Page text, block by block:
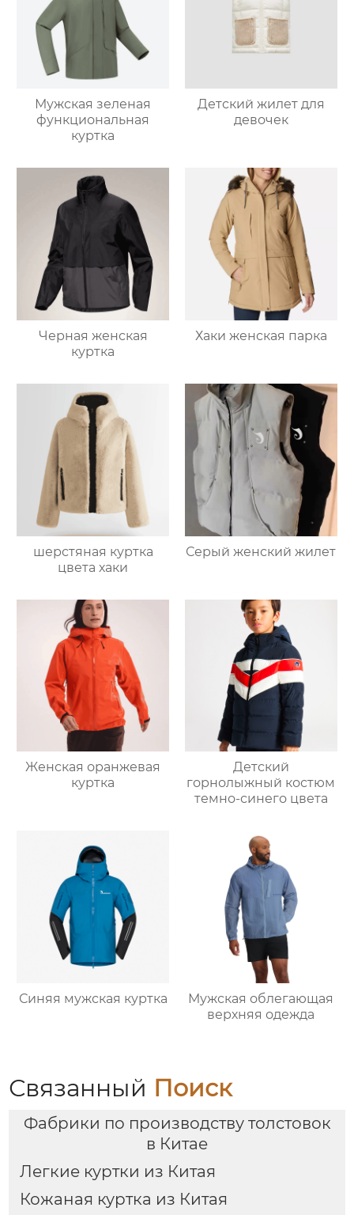
Мужская зеленая
функциональная
куртка
Детский жилет для
девочек
Черная женская
куртка
Хаки женская парка
шерстяная куртка
цвета хаки
Серый женский жилет
Женская оранжевая
куртка
Детский
горнолыжный костюм
темно-синего цвета
Синяя мужская куртка
Мужская облегающая
верхняя одежда
Связанный Поиск
Фабрики по производству толстовок
в Китае
Легкие куртки из Китая
Кожаная куртка из Китая